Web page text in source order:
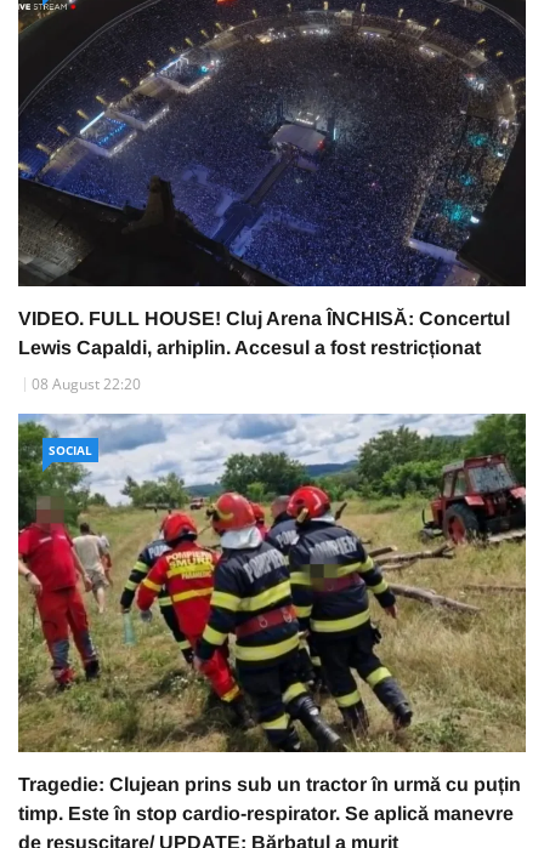
VIDEO. FULL HOUSE! Cluj Arena ÎNCHISĂ: Concertul
Lewis Capaldi, arhiplin. Accesul a fost restricționat
08 August 22:20
SOCIAL
Tragedie: Clujean prins sub un tractor în urmă cu puțin
timp. Este în stop cardio-respirator. Se aplică manevre
de resuscitare/ UPDATE: Bărbatul a murit